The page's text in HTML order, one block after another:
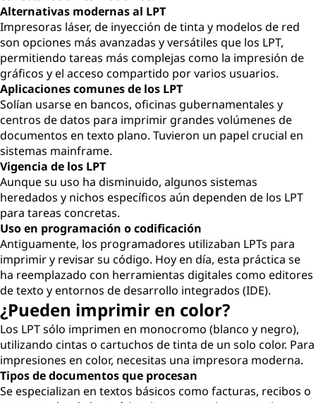
Alternativas modernas al LPT
Impresoras láser, de inyección de tinta y modelos de red
son opciones más avanzadas y versátiles que los LPT,
permitiendo tareas más complejas como la impresión de
gráficos y el acceso compartido por varios usuarios.
Aplicaciones comunes de los LPT
Solían usarse en bancos, oficinas gubernamentales y
centros de datos para imprimir grandes volúmenes de
documentos en texto plano. Tuvieron un papel crucial en
sistemas mainframe.
Vigencia de los LPT
Aunque su uso ha disminuido, algunos sistemas
heredados y nichos específicos aún dependen de los LPT
para tareas concretas.
Uso en programación o codificación
Antiguamente, los programadores utilizaban LPTs para
imprimir y revisar su código. Hoy en día, esta práctica se
ha reemplazado con herramientas digitales como editores
de texto y entornos de desarrollo integrados (IDE).
¿Pueden imprimir en color?
Los LPT sólo imprimen en monocromo (blanco y negro),
utilizando cintas o cartuchos de tinta de un solo color. Para
impresiones en color, necesitas una impresora moderna.
Tipos de documentos que procesan
Se especializan en textos básicos como facturas, recibos o